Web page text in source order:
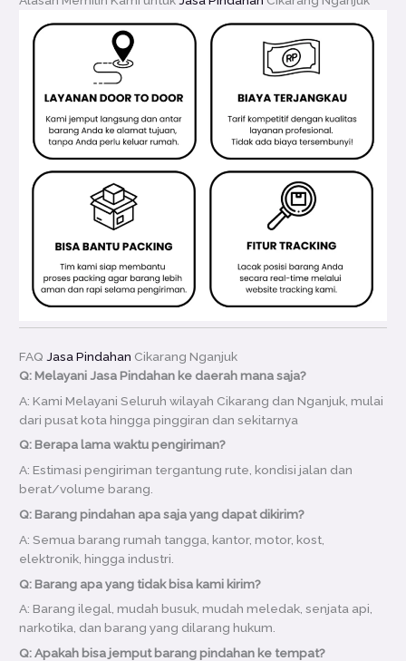
FAQ Jasa Pindahan Cikarang Nganjuk
Q: Melayani Jasa Pindahan ke daerah mana saja?
A: Kami Melayani Seluruh wilayah Cikarang dan Nganjuk, mulai
dari pusat kota hingga pinggiran dan sekitarnya
Q: Berapa lama waktu pengiriman?
A: Estimasi pengiriman tergantung rute, kondisi jalan dan
berat/volume barang.
Q: Barang pindahan apa saja yang dapat dikirim?
A: Semua barang rumah tangga, kantor, motor, kost,
elektronik, hingga industri.
Q: Barang apa yang tidak bisa kami kirim?
A: Barang ilegal, mudah busuk, mudah meledak, senjata api,
narkotika, dan barang yang dilarang hukum.
Q: Apakah bisa jemput barang pindahan ke tempat?